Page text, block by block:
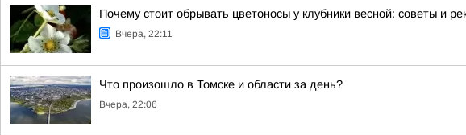
Почему стоит обрывать цветоносы у клубники весной: советы и
Вчера, 22:11
Что произошло в Томске и области за день?
Вчера, 22:06